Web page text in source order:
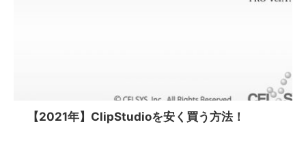
【2021年】ClipStudioを安く買う方法！